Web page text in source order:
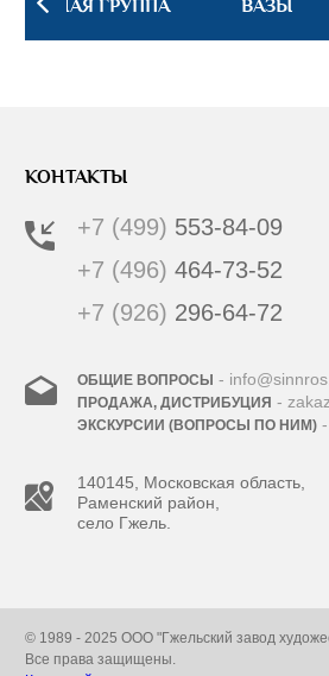
ПОСУДНАЯ ГРУППА ВАЗЫ
КОНТАКТЫ
+7 (499) 553-84-09
+7 (496)464-73-52
+7 (926) 296-64-72
ОБЩИЕ ВОПРОСЫ -
ПРОДАЖА, ДИСТРИБУЦИЯ -
ЭКСКУРСИИ (ВОПРОСЫ ПО НИМ)
140145, Московская область,
Раменский район,
село Гжель.
© 1989 - 2025 ООО "Гжельский завод
Все права защищены.